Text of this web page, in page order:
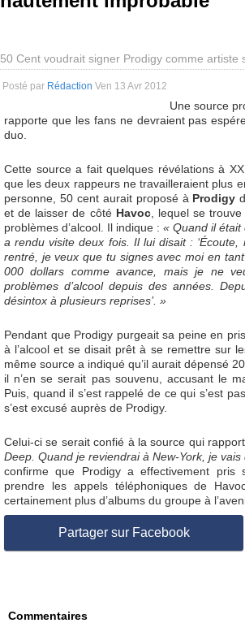
50 Cent voudrait signer Prodigy comme artiste
Posté par Rédaction Ven 13 Avr 2012
Une source
rapporte que les fans ne devraient pas
duo.
Cette source a fait quelques révélations à
que les deux rappeurs ne travailleraient plus
personne, 50 cent aurait proposé à Prodigy
et de laisser de côté Havoc, lequel se
problèmes d’alcool. Il indique : « Quand il était
a rendu visite deux fois. Il lui disait :
rentré, je veux que tu signes avec moi en
000 dollars comme avance, mais je ne
problèmes d’alcool depuis des années.
désintox à plusieurs reprises’. »
Pendant que Prodigy purgeait sa peine en
à l’alcool et se disait prêt à se remettre sur
même source a indiqué qu’il aurait dépensé
il n’en se serait pas souvenu, accusant le
Puis, quand il s’est rappelé de ce qui s’est
s’est excusé auprès de Prodigy.
Celui-ci se serait confié à la source qui
Deep. Quand je reviendrai à New-York, je
confirme que Prodigy a effectivement
prendre les appels téléphoniques de
certainement plus d’albums du groupe à
Partager sur Facebook
Commentaires